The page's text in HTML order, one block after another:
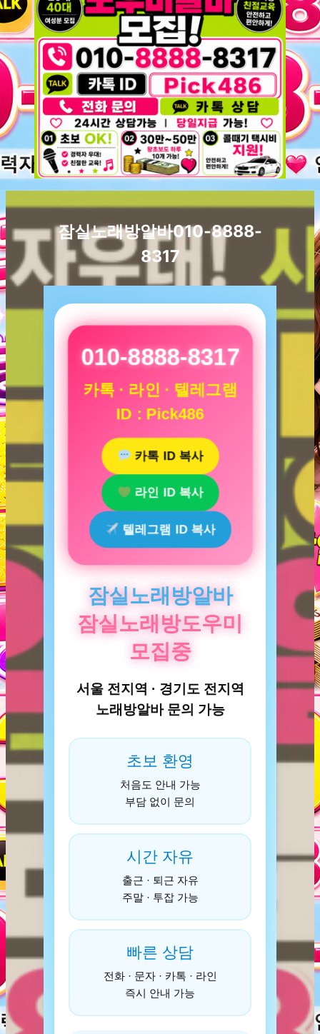
잠실노래방알바010-8888-
8317
010-8888-8317
카톡 · 라인 · 텔레그램
ID : Pick486
카톡 ID 복사
라인 ID 복사
텔레그램 ID 복사
잠실노래방알바
잠실노래방도우미
모집중
서울 전지역 · 경기도 전지역
노래방알바 문의 가능
초보 환영
처음도 안내 가능
부담 없이 문의
시간 자유
출근 · 퇴근 자유
주말 · 투잡 가능
빠른 상담
전화 · 문자 · 카톡 · 라인
즉시 안내 가능